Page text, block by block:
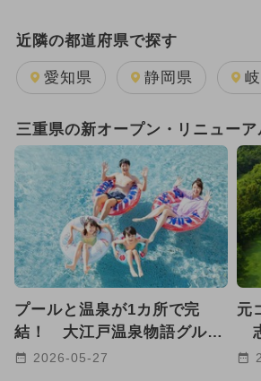
夏休み 2025年11月のイ
2024年7月のイベント
2026年7月のイベント
2026年8月のイベント
2025年8月のイベント
2025年9月のイベント
2025年3月のイベント
2024年12月のイベント
近隣の都道府県で探す
愛知県 静岡県
三重県の新オープン・リニューア
プールと温泉が1カ所で完
結！ 大江戸温泉物語グルー
プ、全国16施設で夏季プール
2026-05-27
元
ー